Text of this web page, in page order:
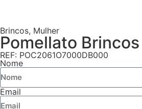
Brincos, Mulher
Pomellato Brincos
REF: POC2061O7000DB000
Nome
Email